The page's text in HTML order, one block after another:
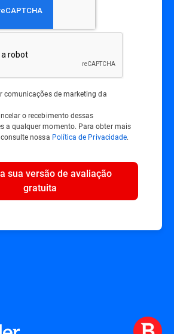
comunicações de marketing da
o recebimento dessas
a qualquer momento. Para obter mais
nossa Política de Privacidade.
sua versão de avaliação
gratuita